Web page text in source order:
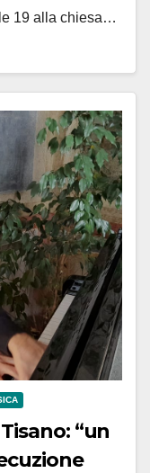
19 alla chiesa…
“un